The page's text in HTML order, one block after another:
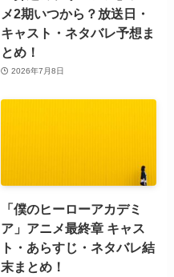
メ2期いつから？放送日・
キャスト・ネタバレ予想ま
とめ！
2026年7月8日
「僕のヒーローアカデミ
ア」アニメ最終章 キャス
ト・あらすじ・ネタバレ結
末まとめ！